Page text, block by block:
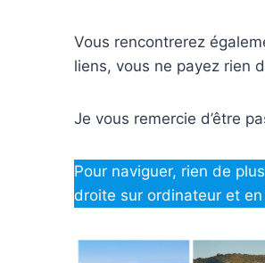
Vous rencontrerez
liens, vous ne payez rien
Je vous remercie d’être
Pour naviguer, rien de
droite sur ordinateur et